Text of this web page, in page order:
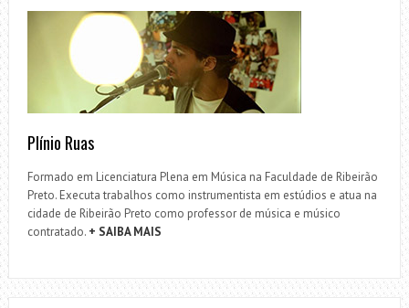
Plínio Ruas
Formado em Licenciatura Plena em Música na Faculdade de Ribeirão
Preto. Executa trabalhos como instrumentista em estúdios e atua na
cidade de Ribeirão Preto como professor de música e músico
contratado. + SAIBA MAIS